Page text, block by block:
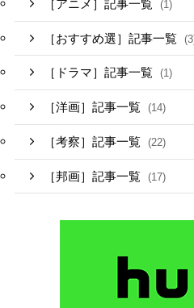
［アニメ］記事一覧 (1)
［おすすめ選］記事一覧
［ドラマ］記事一覧 (1)
［洋画］記事一覧 (14)
［考察］記事一覧 (22)
［邦画］記事一覧 (17)